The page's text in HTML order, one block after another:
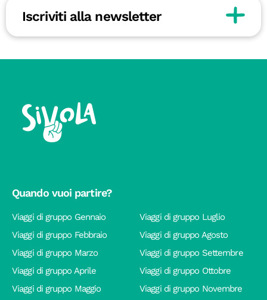
Iscriviti alla newsletter
Quando vuoi partire?
Viaggi di gruppo Gennaio
Viaggi di gruppo Febbraio
Viaggi di gruppo Marzo
Viaggi di gruppo Aprile
Viaggi di gruppo Maggio
Viaggi di gruppo Luglio
Viaggi di gruppo Agosto
Viaggi di gruppo Settembre
Viaggi di gruppo Ottobre
Viaggi di gruppo Novembre